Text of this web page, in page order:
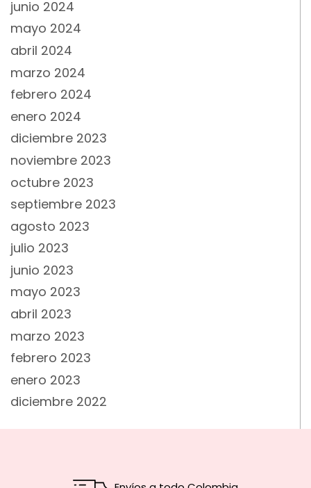
junio 2024
mayo 2024
abril 2024
marzo 2024
febrero 2024
enero 2024
diciembre 2023
noviembre 2023
octubre 2023
septiembre 2023
agosto 2023
julio 2023
junio 2023
mayo 2023
abril 2023
marzo 2023
febrero 2023
enero 2023
diciembre 2022